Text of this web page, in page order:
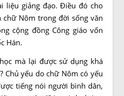
liệu giảng đạo. Điều đó cho
Nôm trong đời sống văn
cộng đồng Công giáo vốn
Hán.
mà lại được sử dụng khá
Chủ yếu do chữ Nôm có yếu
tiếng nói người bình dân,